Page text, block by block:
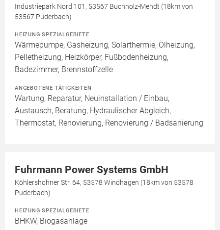
Industriepark Nord 101, 53567 Buchholz-Mendt (18km von
53567 Puderbach)
HEIZUNG SPEZIALGEBIETE
Wärmepumpe, Gasheizung, Solarthermie, Ölheizung,
Pelletheizung, Heizkörper, Fußbodenheizung,
Badezimmer, Brennstoffzelle
ANGEBOTENE TÄTIGKEITEN
Wartung, Reparatur, Neuinstallation / Einbau,
Austausch, Beratung, Hydraulischer Abgleich,
Thermostat, Renovierung, Renovierung / Badsanierung
Fuhrmann Power Systems GmbH
Köhlershohner Str. 64, 53578 Windhagen (18km von 53578
Puderbach)
HEIZUNG SPEZIALGEBIETE
BHKW, Biogasanlage